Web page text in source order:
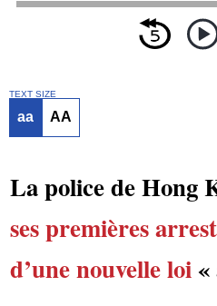
TEXT SIZE
aa AA
La police de Hong
ses premières
d’une nouvelle loi«